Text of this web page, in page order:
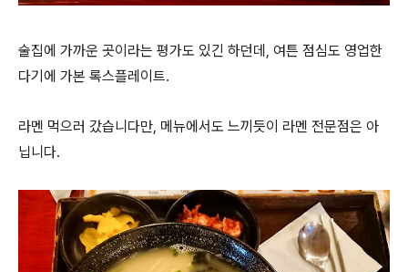
술집에 가까운 곳이라는 평가도 있긴 하던데, 여튼 점심도 영업한
다기에 가본 록스플레이트.
라멘 먹으러 갔습니다만, 메뉴에서도 느끼듯이 라멘 전문점은 아
닙니다.